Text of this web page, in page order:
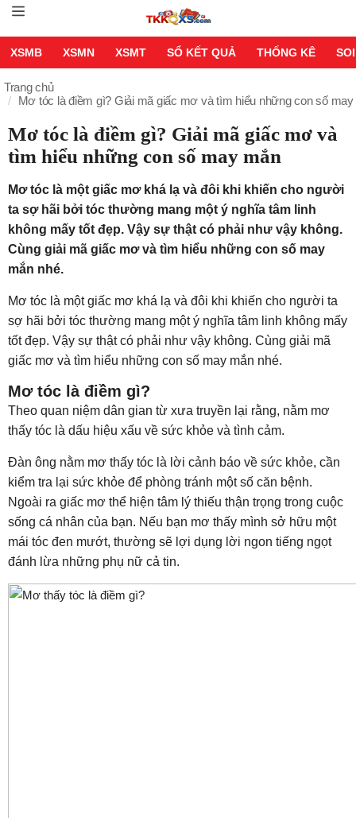
XSMB XSMN XSMT SỔ KẾT QUẢ THỐNG KÊ
Trang chủ
Mơ tóc là điềm gì? Giải mã giấc mơ và tìm hiểu những con số may
Mơ tóc là điềm gì? Giải mã giấc mơ và
tìm hiểu những con số may mắn
Mơ tóc là một giấc mơ khá lạ và đôi khi khiến cho người
ta sợ hãi bởi tóc thường mang một ý nghĩa tâm linh
không mấy tốt đẹp. Vậy sự thật có phải như vậy không.
Cùng giải mã giấc mơ và tìm hiểu những con số may
mắn nhé.
Mơ tóc là một giấc mơ khá lạ và đôi khi khiến cho người ta
sợ hãi bởi tóc thường mang một ý nghĩa tâm linh không mấy
tốt đẹp. Vậy sự thật có phải như vậy không. Cùng giải mã
giấc mơ và tìm hiểu những con số may mắn nhé.
Mơ tóc là điềm gì?
Theo quan niệm dân gian từ xưa truyền lại rằng, nằm mơ
thấy tóc là dấu hiệu xấu về sức khỏe và tình cảm.
Đàn ông nằm mơ thấy tóc là lời cảnh báo về sức khỏe, cần
kiểm tra lại sức khỏe để phòng tránh một số căn bệnh.
Ngoài ra giấc mơ thể hiện tâm lý thiếu thận trọng trong cuộc
sống cá nhân của bạn. Nếu bạn mơ thấy mình sở hữu một
mái tóc đen mướt, thường sẽ lợi dụng lời ngon tiếng ngọt
đánh lừa những phụ nữ cả tin.